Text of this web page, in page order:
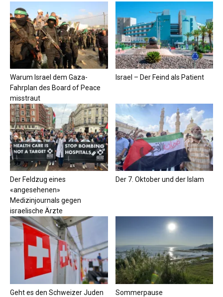
Warum Israel dem Gaza-
Fahrplan des Board of Peace
misstraut
Israel – Der Feind als Patient
Der Feldzug eines
«angesehenen»
Medizinjournals gegen
israelische Ärzte
Der 7. Oktober und der Islam
Geht es den Schweizer Juden
Sommerpause